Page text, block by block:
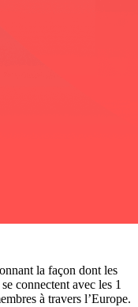
la façon dont les
connectent avec les 1
à travers l’Europe.